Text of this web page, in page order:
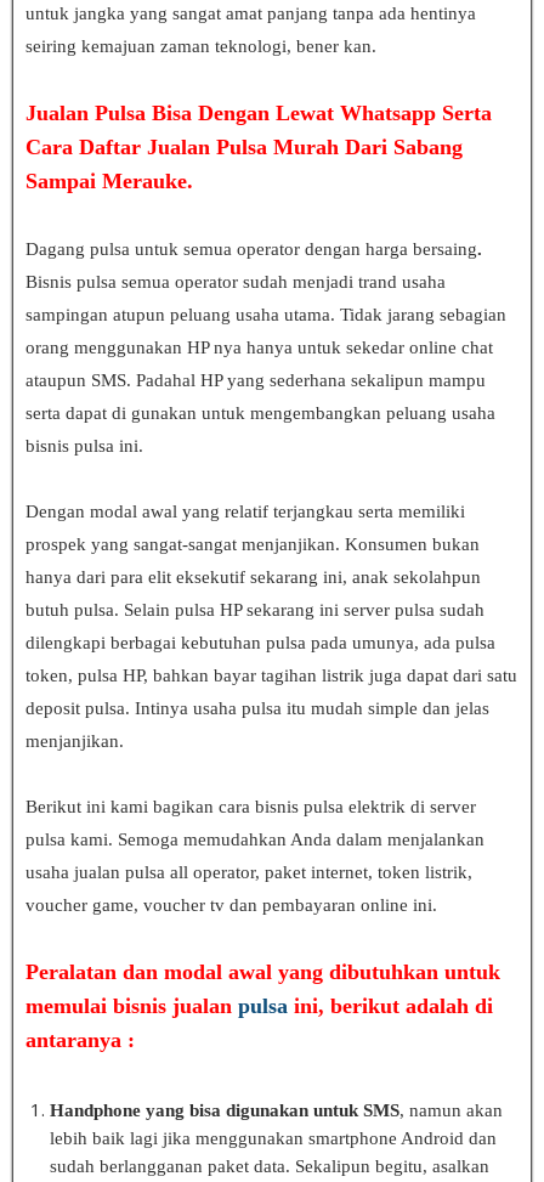
untuk jangka yang sangat amat panjang tanpa ada hentinya
seiring kemajuan zaman teknologi, bener kan.
Jualan Pulsa Bisa Dengan Lewat Whatsapp Serta
Cara Daftar Jualan Pulsa Murah Dari Sabang
Sampai Merauke.
Dagang pulsa untuk semua operator dengan harga bersaing.
Bisnis pulsa semua operator sudah menjadi trand usaha
sampingan atupun peluang usaha utama. Tidak jarang sebagian
orang menggunakan HP nya hanya untuk sekedar online chat
ataupun SMS. Padahal HP yang sederhana sekalipun mampu
serta dapat di gunakan untuk mengembangkan peluang usaha
bisnis pulsa ini.
Dengan modal awal yang relatif terjangkau serta memiliki
prospek yang sangat-sangat menjanjikan. Konsumen bukan
hanya dari para elit eksekutif sekarang ini, anak sekolahpun
butuh pulsa. Selain pulsa HP sekarang ini server pulsa sudah
dilengkapi berbagai kebutuhan pulsa pada umunya, ada pulsa
token, pulsa HP, bahkan bayar tagihan listrik juga dapat dari satu
deposit pulsa. Intinya usaha pulsa itu mudah simple dan jelas
menjanjikan.
Berikut ini kami bagikan cara bisnis pulsa elektrik di server
pulsa kami. Semoga memudahkan Anda dalam menjalankan
usaha jualan pulsa all operator, paket internet, token listrik,
voucher game, voucher tv dan pembayaran online ini.
Peralatan dan modal awal yang dibutuhkan untuk
memulai bisnis jualan pulsa ini, berikut adalah di
antaranya :
Handphone yang bisa digunakan untuk SMS, namun akan
lebih baik lagi jika menggunakan smartphone Android dan
sudah berlangganan paket data. Sekalipun begitu, asalkan